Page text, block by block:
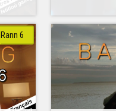
Rann 6